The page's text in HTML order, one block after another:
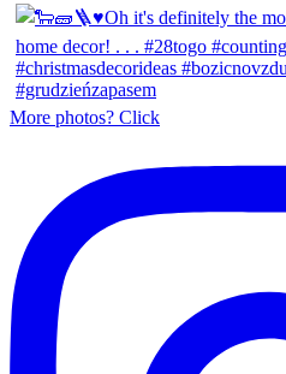
More photos? Click